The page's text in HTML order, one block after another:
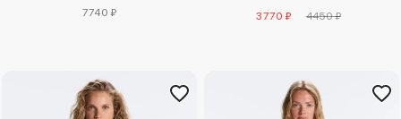
7740 ₽
3770 ₽ 4450 ₽